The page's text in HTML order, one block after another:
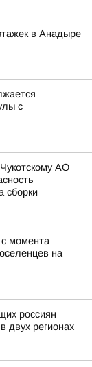
в Анадыре
с
АО
сборки
момента
на
россиян
двух регионах